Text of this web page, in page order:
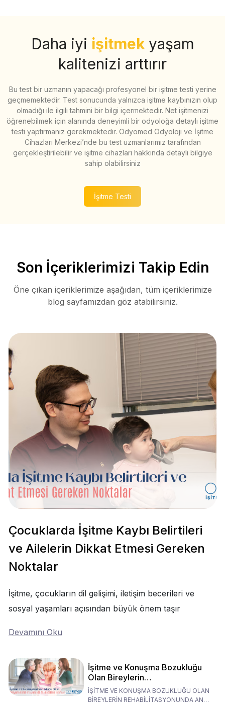
Daha iyi işitmek yaşam
kalitenizi arttırır
Bu test bir uzmanın yapacağı profesyonel bir işitme testi yerine
geçmemektedir. Test sonucunda yalnızca işitme kaybınızın olup
olmadığı ile ilgili tahmini bir bilgi içermektedir. Net işitmenizi
öğrenebilmek için alanında deneyimli bir odyoloğa detaylı işitme
testi yaptırmanız gerekmektedir. Odyomed Odyoloji ve İşitme
Cihazları Merkezi’nde bu test uzmanlarımız tarafından
gerçekleştirilebilir ve işitme cihazları hakkında detaylı bilgiye
sahip olabilirsiniz
İşitme Testi
Son İçeriklerimizi Takip Edin
Öne çıkan içeriklerimize aşağıdan, tüm içeriklerimize
blog sayfamızdan göz atabilirsiniz.
Çocuklarda İşitme Kaybı Belirtileri
ve Ailelerin Dikkat Etmesi Gereken
Noktalar
İşitme, çocukların dil gelişimi, iletişim becerileri ve
sosyal yaşamları açısından büyük önem taşır
Devamını Oku
İşitme ve Konuşma Bozukluğu
Olan Bireylerin
Rehabilitasyonunda Ana
Babaların Tutumları
İŞİTME VE KONUŞMA BOZUKLUĞU OLAN
BİREYLERİN REHABİLİTASYONUNDA ANA